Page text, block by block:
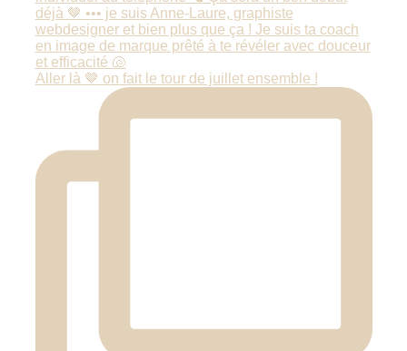
Aller là 🤎 on fait le tour de juillet ensemble !